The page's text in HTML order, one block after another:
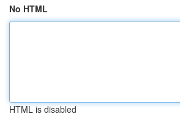
No HTML
HTML is disabled